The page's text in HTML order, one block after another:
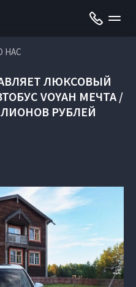
НАС
ЛЮКСОВЫЙ
VOYAH МЕЧТА /
РУБЛЕЙ